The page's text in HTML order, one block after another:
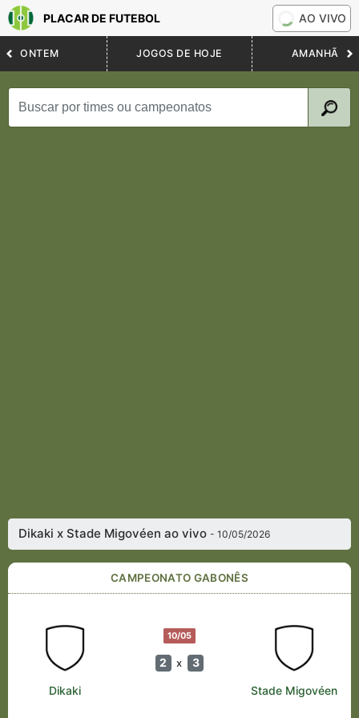
PLACAR DE FUTEBOL AO VIVO
ONTEM JOGOS DE HOJE AMANHÃ
Dikaki x Stade Migovéen ao vivo- 10/05/2026
CAMPEONATO GABONÊS
10/05
2 x 3
Dikaki Stade Migovéen